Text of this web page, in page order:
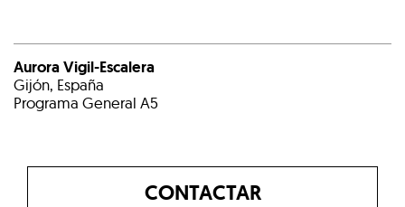
Aurora Vigil-Escalera
Gijón, España
Programa General A5
CONTACTAR